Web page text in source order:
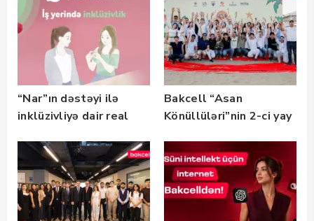
“Nar”ın dəstəyi ilə
inklüzivliyə dair real
təqdim edilir
Bakcell “Asan
Könüllüləri”nin 2-ci yay
olub — FOTO